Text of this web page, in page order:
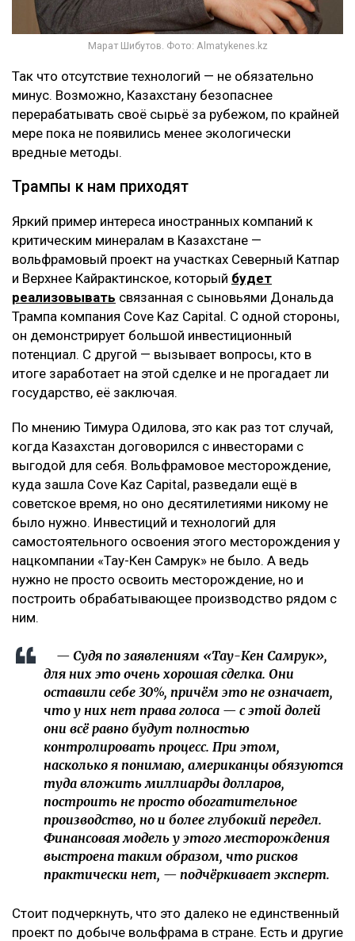
Марат Шибутов. Фото: Almatykenes.kz
Так что отсутствие технологий — не обязательно
минус. Возможно, Казахстану безопаснее
перерабатывать своё сырьё за рубежом, по крайней
мере пока не появились менее экологически
вредные методы.
Трампы к нам приходят
Яркий пример интереса иностранных компаний к
критическим минералам в Казахстане —
вольфрамовый проект на участках Северный Катпар
и Верхнее Кайрактинское, который будет
реализовывать связанная с сыновьями Дональда
Трампа компания Cove Kaz Capital. С одной стороны,
он демонстрирует большой инвестиционный
потенциал. С другой — вызывает вопросы, кто в
итоге заработает на этой сделке и не прогадает ли
государство, её заключая.
По мнению Тимура Одилова, это как раз тот случай,
когда Казахстан договорился с инвесторами с
выгодой для себя. Вольфрамовое месторождение,
куда зашла Cove Kaz Capital, разведали ещё в
советское время, но оно десятилетиями никому не
было нужно. Инвестиций и технологий для
самостоятельного освоения этого месторождения у
нацкомпании «Тау-Кен Самрук» не было. А ведь
нужно не просто освоить месторождение, но и
построить обрабатывающее производство рядом с
ним.
— Судя по заявлениям «Тау-Кен Самрук»,
для них это очень хорошая сделка. Они
оставили себе 30%, причём это не означает,
что у них нет права голоса — с этой долей
они всё равно будут полностью
контролировать процесс. При этом,
насколько я понимаю, американцы обязуются
туда вложить миллиарды долларов,
построить не просто обогатительное
производство, но и более глубокий передел.
Финансовая модель у этого месторождения
выстроена таким образом, что рисков
практически нет, — подчёркивает эксперт.
Стоит подчеркнуть, что это далеко не единственный
проект по добыче вольфрама в стране. Есть и другие